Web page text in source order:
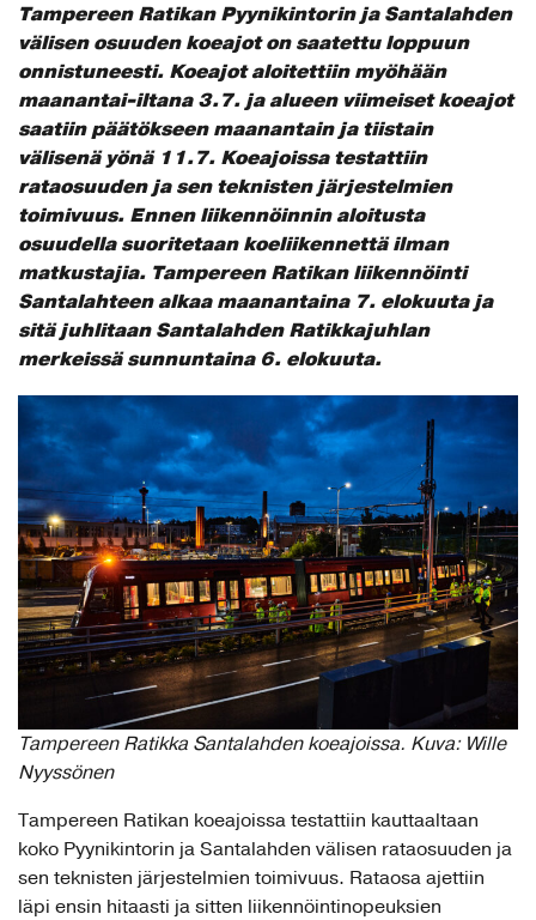
Tampereen Ratikan Pyynikintorin ja Santalahden
välisen osuuden koeajot on saatettu loppuun
onnistuneesti. Koeajot aloitettiin myöhään
maanantai-iltana 3.7. ja alueen viimeiset koeajot
saatiin päätökseen maanantain ja tiistain
välisenä yönä 11.7. Koeajoissa testattiin
rataosuuden ja sen teknisten järjestelmien
toimivuus. Ennen liikennöinnin aloitusta
osuudella suoritetaan koeliikennettä ilman
matkustajia. Tampereen Ratikan liikennöinti
Santalahteen alkaa maanantaina 7. elokuuta ja
sitä juhlitaan Santalahden Ratikkajuhlan
merkeissä sunnuntaina 6. elokuuta.
Tampereen Ratikka Santalahden koeajoissa. Kuva: Wille
Nyyssönen
Tampereen Ratikan koeajoissa testattiin kauttaaltaan
koko Pyynikintorin ja Santalahden välisen rataosuuden ja
sen teknisten järjestelmien toimivuus. Rataosa ajettiin
läpi ensin hitaasti ja sitten liikennöintinopeuksien